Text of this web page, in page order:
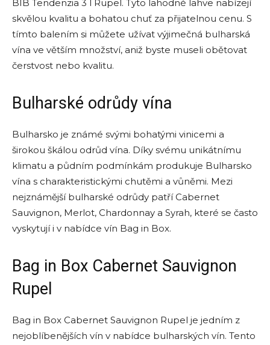
BIB Tendenzia 3 l Rupel. Tyto lahodné lahve nabízejí
skvělou kvalitu a bohatou chuť za přijatelnou cenu. S
tímto balením si můžete užívat výjimečná bulharská
vína ve větším množství, aniž byste museli obětovat
čerstvost nebo kvalitu.
Bulharské odrůdy vína
Bulharsko je známé svými bohatými vinicemi a
širokou škálou odrůd vína. Díky svému unikátnímu
klimatu a půdním podmínkám produkuje Bulharsko
vína s charakteristickými chutěmi a vůněmi. Mezi
nejznámější bulharské odrůdy patří Cabernet
Sauvignon, Merlot, Chardonnay a Syrah, které se často
vyskytují i v nabídce vín Bag in Box.
Bag in Box Cabernet Sauvignon
Rupel
Bag in Box Cabernet Sauvignon Rupel je jedním z
nejoblíbenějších vín v nabídce bulharských vín. Tento